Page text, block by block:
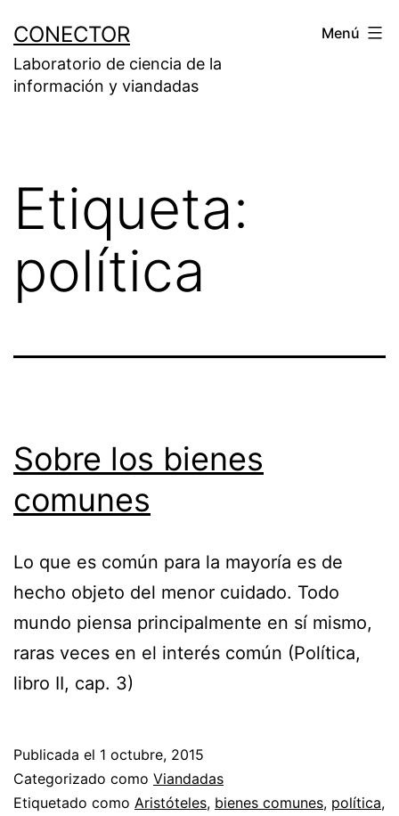
contenido
CONECTOR
Laboratorio de ciencia de la
información y viandadas
Menú
Etiqueta:
política
Sobre los bienes
comunes
Lo que es común para la mayoría es de
hecho objeto del menor cuidado. Todo
mundo piensa principalmente en sí mismo,
raras veces en el interés común (Política,
libro II, cap. 3)
Publicada el 1 octubre, 2015
Categorizado como Viandadas
Etiquetado como Aristóteles, bienes comunes, política,